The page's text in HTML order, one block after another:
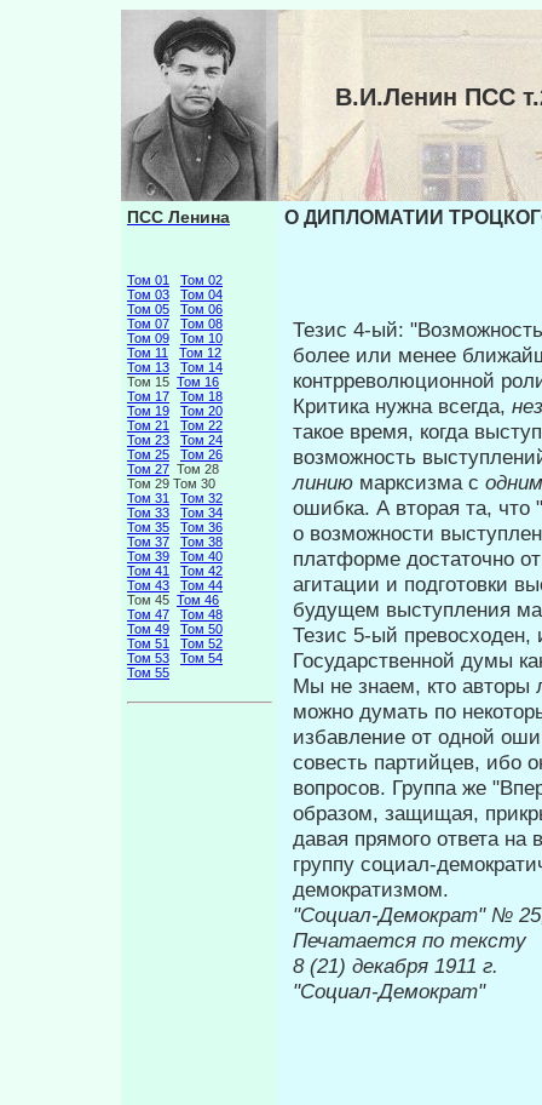
В.И.Ленин ПСС
ПСС Ленина
Том 01
Том 02
Том 03
Том 04
Том 05
Том 06
Том 07
Том 08
Том 09
Том 10
Том 11
Том 12
Том 13
Том 14
Том 15 Том 16
Том 17
Том 18
Том 19
Том 20
Том 21
Том 22
Том 23
Том 24
Том 25
Том 26
Том 27 Том 28
Том 29 Том 30
Том 31
Том 32
Том 33
Том 34
Том 35
Том 36
Том 37
Том 38
Том 39
Том 40
Том 41
Том 42
Том 43
Том 44
Том 45 Том 46
Том 47
Том 48
Том 49
Том 50
Том 51
Том 52
Том 53
Том 54
Том 55
О ДИПЛОМАТИИ
Тезис 4-ый:
более или менее
контрреволюционной
Критика нужна всегда,
такое время, когда
возможность
линию марксизма с
ошибка. А вторая та, что
о возможности
платформе достаточно
агитации и подготовки
будущем выступления
Тезис 5-ый превосходен,
Государственной ду­мы
Мы не знаем, кто авторы
можно ду­мать по
избавление от од­ной
совесть партийцев, ибо
вопросов. Группа же
образом, защищая,
давая прямого ответа
группу социал-
демократизмом.
"Социал-
Печатается по тексту
8 (21)
"Социал-Демократ"